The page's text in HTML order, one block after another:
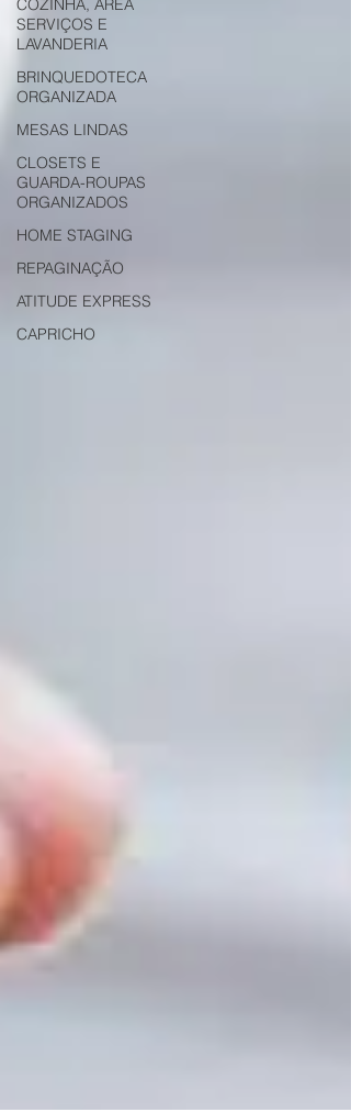
COZINHA, ÁREA
SERVIÇOS E
LAVANDERIA
BRINQUEDOTECA
ORGANIZADA
MESAS LINDAS
CLOSETS E
GUARDA-ROUPAS
ORGANIZADOS
HOME STAGING
REPAGINAÇÃO
ATITUDE EXPRESS
CAPRICHO